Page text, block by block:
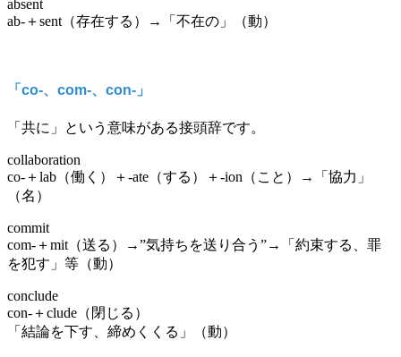
absent
ab-＋sent（存在する）→「不在の」（動）
「co-、com-、con-」
「共に」という意味がある接頭辞です。
collaboration
co-＋lab（働く）＋-ate（する）＋-ion（こと）→「協力」
（名）
commit
com-＋mit（送る）→”気持ちを送り合う”→「約束する、罪
を犯す」等（動）
conclude
con-＋clude（閉じる）
「結論を下す、締めくくる」（動）